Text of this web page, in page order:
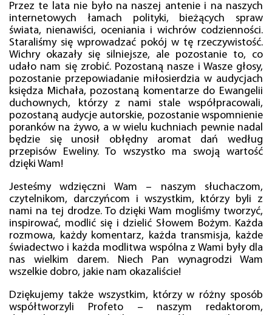
Przez te lata nie było na naszej antenie i na naszych
internetowych łamach polityki, bieżących spraw
świata, nienawiści, oceniania i wichrów codzienności.
Staraliśmy się wprowadzać pokój w tę rzeczywistość.
Wichry okazały się silniejsze, ale pozostanie to, co
udało nam się zrobić. Pozostaną nasze i Wasze głosy,
pozostanie przepowiadanie miłosierdzia w audycjach
księdza Michała, pozostaną komentarze do Ewangelii
duchownych, którzy z nami stale współpracowali,
pozostaną audycje autorskie, pozostanie wspomnienie
poranków na żywo, a w wielu kuchniach pewnie nadal
będzie się unosił obłędny aromat dań według
przepisów Eweliny. To wszystko ma swoją wartość
dzięki Wam!
Jesteśmy wdzięczni Wam – naszym słuchaczom,
czytelnikom, darczyńcom i wszystkim, którzy byli z
nami na tej drodze. To dzięki Wam mogliśmy tworzyć,
inspirować, modlić się i dzielić Słowem Bożym. Każda
rozmowa, każdy komentarz, każda transmisja, każde
świadectwo i każda modlitwa wspólna z Wami były dla
nas wielkim darem. Niech Pan wynagrodzi Wam
wszelkie dobro, jakie nam okazaliście!
Dziękujemy także wszystkim, którzy w różny sposób
współtworzyli Profeto – naszym redaktorom,